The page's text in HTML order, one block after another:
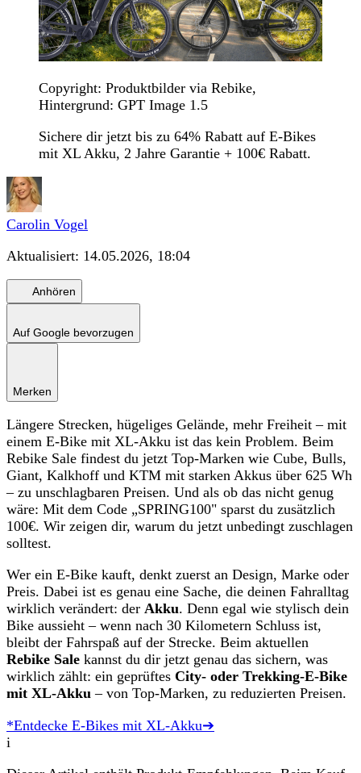
Copyright: Produktbilder via Rebike,
Hintergrund: GPT Image 1.5
Sichere dir jetzt bis zu 64% Rabatt auf E-Bikes
mit XL Akku, 2 Jahre Garantie + 100€ Rabatt.
Carolin Vogel
Aktualisiert: 14.05.2026, 18:04
Anhören
Auf Google bevorzugen
Merken
Längere Strecken, hügeliges Gelände, mehr Freiheit – mit
einem E-Bike mit XL-Akku ist das kein Problem. Beim
Rebike Sale findest du jetzt Top-Marken wie Cube, Bulls,
Giant, Kalkhoff und KTM mit starken Akkus über 625 Wh
– zu unschlagbaren Preisen. Und als ob das nicht genug
wäre: Mit dem Code „SPRING100" sparst du zusätzlich
100€. Wir zeigen dir, warum du jetzt unbedingt zuschlagen
solltest.
Wer ein E-Bike kauft, denkt zuerst an Design, Marke oder
Preis. Dabei ist es genau eine Sache, die deinen Fahralltag
wirklich verändert: der Akku. Denn egal wie stylisch dein
Bike aussieht – wenn nach 30 Kilometern Schluss ist,
bleibt der Fahrspaß auf der Strecke. Beim aktuellen
Rebike Sale kannst du dir jetzt genau das sichern, was
wirklich zählt: ein geprüftes City- oder Trekking-E-Bike
mit XL-Akku – von Top-Marken, zu reduzierten Preisen.
*Entdecke E-Bikes mit XL-Akku➔
i